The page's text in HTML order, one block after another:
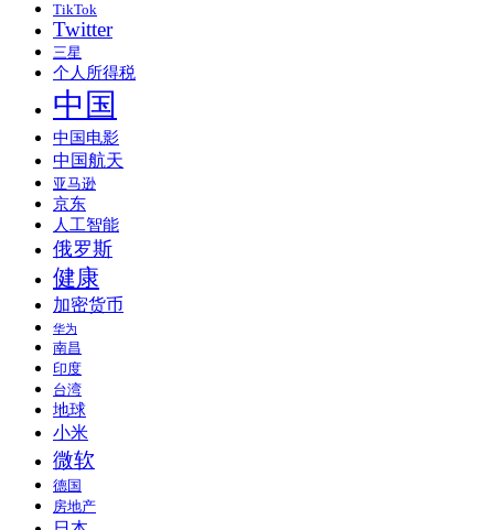
TikTok
Twitter
三星
个人所得税
中国
中国电影
中国航天
亚马逊
京东
人工智能
俄罗斯
健康
加密货币
华为
南昌
印度
台湾
地球
小米
微软
德国
房地产